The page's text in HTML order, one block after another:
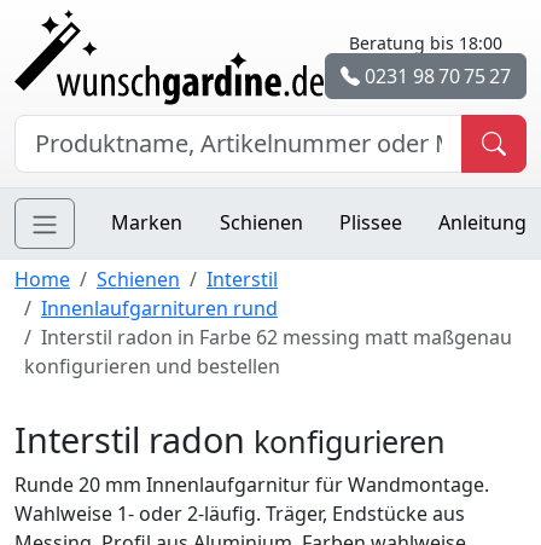
Beratung bis 18:00
0231 98 70 75 27
Marken Schienen Plissee Anleitung
Home Schienen
Interstil
Innenlaufgarnituren rund
Interstil radon in Farbe 62 messing matt maßgenau
konfigurieren und bestellen
Interstil radon konfigurieren
Runde 20 mm Innenlaufgarnitur für Wandmontage.
Wahlweise 1- oder 2-läufig. Träger, Endstücke aus